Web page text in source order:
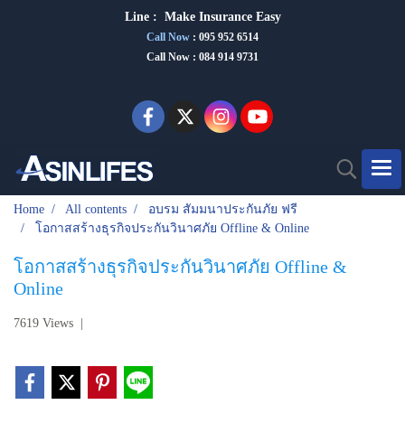
Line : Make Insurance Easy
Call Now : 095 952 6514
Call Now : 084 914 9731
Home All contents
อบรม สัมมนาประกันภัย ฟรี
โอกาสสร้างธุรกิจประกันวินาศภัย Offline & Online
โอกาสสร้างธุรกิจประกันวินาศภัย Offline &
Online
7619 Views